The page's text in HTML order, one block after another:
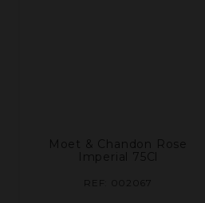
Moet & Chandon Rose
Imperial 75Cl
REF: 002067